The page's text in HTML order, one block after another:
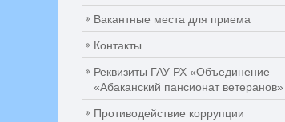
Вакантные места для приема
Контакты
Реквизиты ГАУ РХ «Объединение
«Абаканский пансионат ветеранов»
Противодействие коррупции